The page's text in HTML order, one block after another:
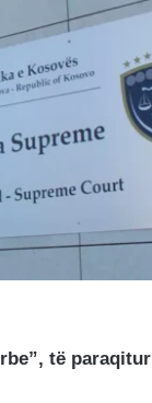
të paraqitur